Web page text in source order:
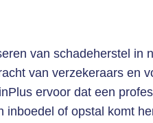
van schadeherstel in
van verzekeraars en
ervoor dat een
inboedel of opstal komt